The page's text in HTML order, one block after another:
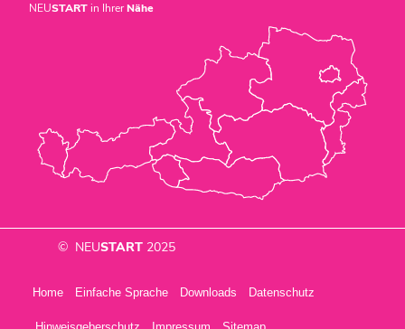
NEUSTARTin IhrerNähe
Home Einfache Sprache Downloads Datenschutz
© NEUSTART 2025